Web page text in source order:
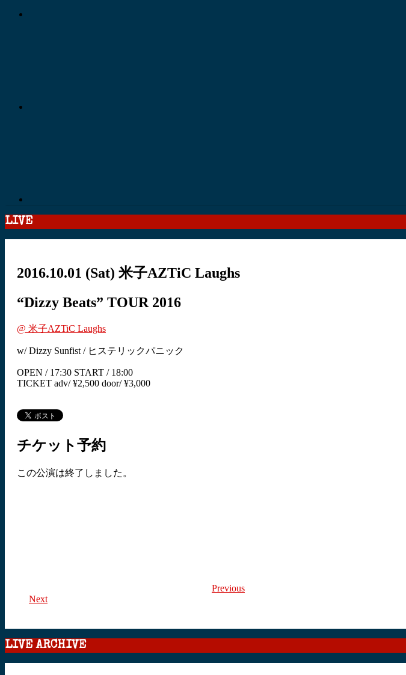
LIVE
2016.10.01 (Sat) 米子AZTiC Laughs
“Dizzy Beats” TOUR 2016
@ 米子AZTiC Laughs
w/ Dizzy Sunfist / ヒステリックパニック
OPEN / 17:30 START / 18:00
TICKET adv/ ¥2,500 door/ ¥3,000
チケット予約
この公演は終了しました。
Previous
Next
LIVE ARCHIVE